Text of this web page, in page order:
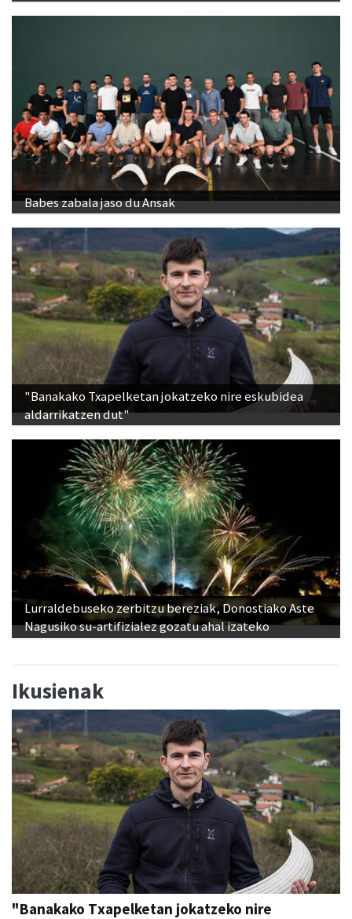
Babes zabala jaso du Ansak
"Banakako Txapelketan jokatzeko nire eskubidea
aldarrikatzen dut"
Lurraldebuseko zerbitzu bereziak, Donostiako Aste
Nagusiko su-artifizialez gozatu ahal izateko
Ikusienak
"Banakako Txapelketan jokatzeko nire